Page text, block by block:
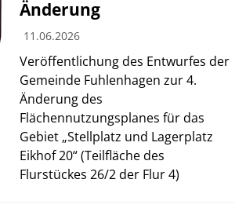
Änderung
11.06.2026
Veröffentlichung des Entwurfes der
Gemeinde Fuhlenhagen zur 4.
Änderung des
Flächennutzungsplanes für das
Gebiet „Stellplatz und Lagerplatz
Eikhof 20“ (Teilfläche des
Flurstückes 26/2 der Flur 4)